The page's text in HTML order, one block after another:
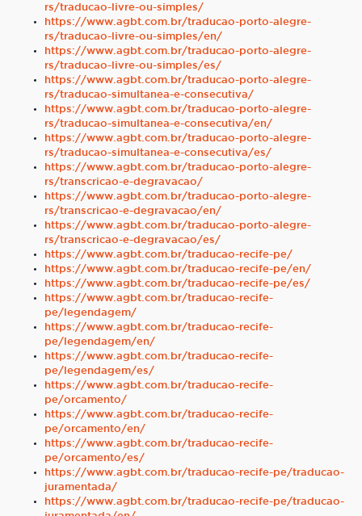
rs/traducao-livre-ou-simples/
https://www.agbt.com.br/traducao-porto-alegre-
rs/traducao-livre-ou-simples/en/
https://www.agbt.com.br/traducao-porto-alegre-
rs/traducao-livre-ou-simples/es/
https://www.agbt.com.br/traducao-porto-alegre-
rs/traducao-simultanea-e-consecutiva/
https://www.agbt.com.br/traducao-porto-alegre-
rs/traducao-simultanea-e-consecutiva/en/
https://www.agbt.com.br/traducao-porto-alegre-
rs/traducao-simultanea-e-consecutiva/es/
https://www.agbt.com.br/traducao-porto-alegre-
rs/transcricao-e-degravacao/
https://www.agbt.com.br/traducao-porto-alegre-
rs/transcricao-e-degravacao/en/
https://www.agbt.com.br/traducao-porto-alegre-
rs/transcricao-e-degravacao/es/
https://www.agbt.com.br/traducao-recife-pe/
https://www.agbt.com.br/traducao-recife-pe/en/
https://www.agbt.com.br/traducao-recife-pe/es/
https://www.agbt.com.br/traducao-recife-
pe/legendagem/
https://www.agbt.com.br/traducao-recife-
pe/legendagem/en/
https://www.agbt.com.br/traducao-recife-
pe/legendagem/es/
https://www.agbt.com.br/traducao-recife-
pe/orcamento/
https://www.agbt.com.br/traducao-recife-
pe/orcamento/en/
https://www.agbt.com.br/traducao-recife-
pe/orcamento/es/
https://www.agbt.com.br/traducao-recife-pe/traducao-
juramentada/
https://www.agbt.com.br/traducao-recife-pe/traducao-